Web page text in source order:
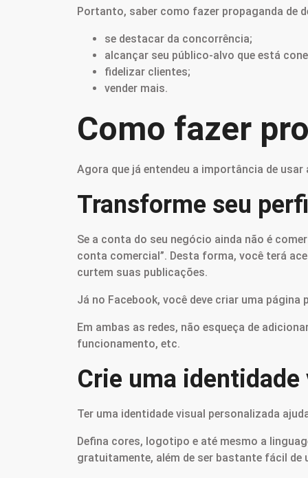
Portanto, saber como fazer propaganda de
se destacar da concorrência;
alcançar seu público-alvo que está
fidelizar clientes;
vender mais.
Como fazer
Agora que já entendeu a importância de
Transforme seu
Se a conta do seu negócio ainda não é
conta comercial”. Desta forma, você terá
curtem suas publicações.
Já no Facebook, você deve criar uma página
Em ambas as redes, não esqueça de
funcionamento, etc.
Crie uma
Ter uma identidade visual personalizada
Defina cores, logotipo e até mesmo a
gratuitamente, além de ser bastante fácil de